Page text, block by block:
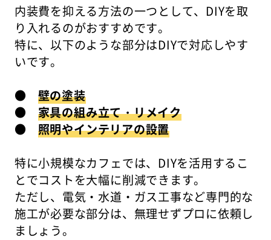
内装費を抑える方法の一つとして、DIYを取
り入れるのがおすすめです。
特に、以下のような部分はDIYで対応しやす
いです。
● 壁の塗装
● 家具の組み立て・リメイク
● 照明やインテリアの設置
特に小規模なカフェでは、DIYを活用するこ
とでコストを大幅に削減できます。
ただし、電気・水道・ガス工事など専門的な
施工が必要な部分は、無理せずプロに依頼し
ましょう。